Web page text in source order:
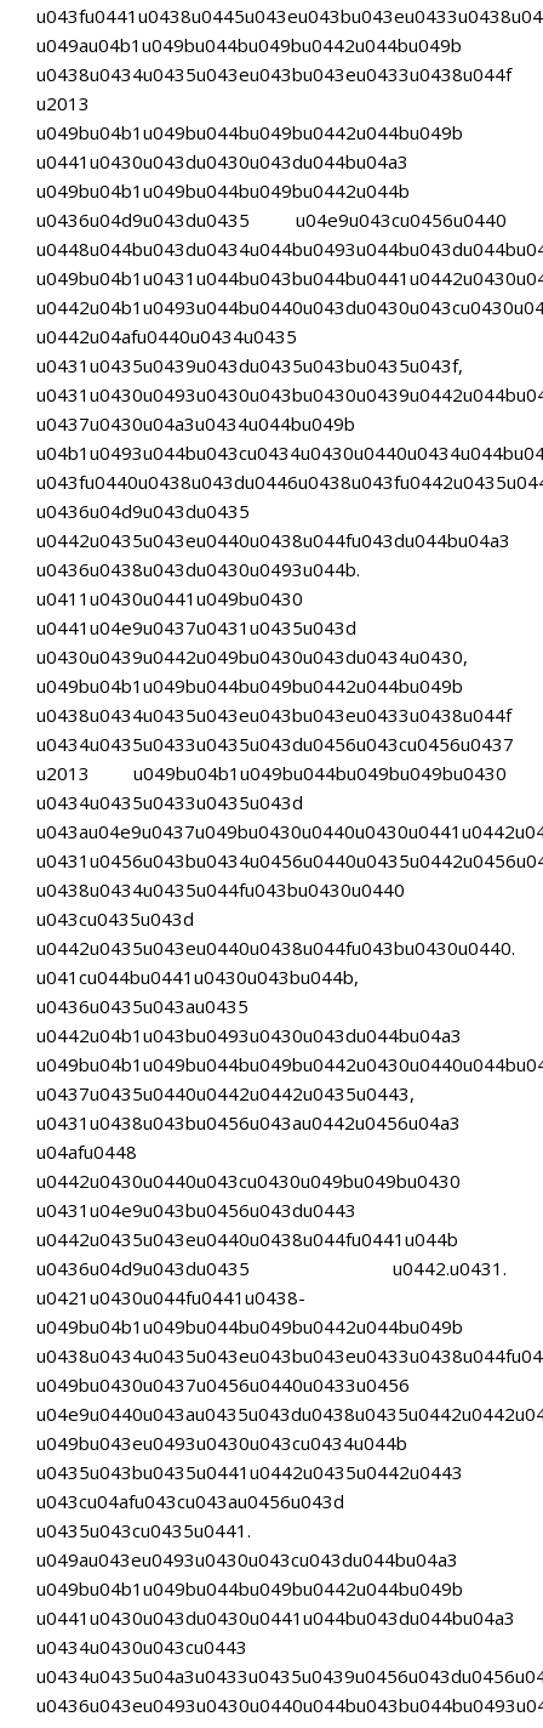
u049au04b1u049bu044bu049bu0442u044bu049b
u0438u0434u0435u043eu043bu043eu0433u0438u044f
u2013
u049bu04b1u049bu044bu049bu0442u044bu049b
u0441u0430u043du0430u043du044bu04a3
u049bu04b1u049bu044bu049bu0442u044b
u0436u04d9u043du0435 u04e9u043cu0456u0440
u0442u04afu0440u0434u0435
u0431u0435u0439u043du0435u043bu0435u043f,
u0437u0430u04a3u0434u044bu049b
u0436u04d9u043du0435
u0442u0435u043eu0440u0438u044fu043du044bu04a3
u0436u0438u043du0430u0493u044b.
u0411u0430u0441u049bu0430
u0441u04e9u0437u0431u0435u043d
u0430u0439u0442u049bu0430u043du0434u0430,
u049bu04b1u049bu044bu049bu0442u044bu049b
u0438u0434u0435u043eu043bu043eu0433u0438u044f
u0434u0435u0433u0435u043du0456u043cu0456u0437
u2013 u049bu04b1u049bu044bu049bu049bu0430
u0434u0435u0433u0435u043d
u0438u0434u0435u044fu043bu0430u0440
u043cu0435u043d
u0442u0435u043eu0440u0438u044fu043bu0430u0440.
u041cu044bu0441u0430u043bu044b,
u0436u0435u043au0435
u0442u04b1u043bu0493u0430u043du044bu04a3
u0437u0435u0440u0442u0442u0435u0443,
u0431u0438u043bu0456u043au0442u0456u04a3
u04afu0448
u0442u0430u0440u043cu0430u049bu049bu0430
u0431u04e9u043bu0456u043du0443
u0442u0435u043eu0440u0438u044fu0441u044b
u0436u04d9u043du0435 u0442.u0431.
u0421u0430u044fu0441u0438-
u049bu04b1u049bu044bu049bu0442u044bu049b
u049bu0430u0437u0456u0440u0433u0456
u049bu043eu0493u0430u043cu0434u044b
u0435u043bu0435u0441u0442u0435u0442u0443
u043cu04afu043cu043au0456u043d
u0435u043cu0435u0441.
u049au043eu0493u0430u043cu043du044bu04a3
u049bu04b1u049bu044bu049bu0442u044bu049b
u0441u0430u043du0430u0441u044bu043du044bu04a3
u0434u0430u043cu0443